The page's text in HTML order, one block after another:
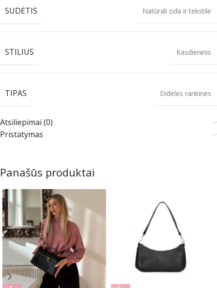
SUDĖTIS Natūrali oda ir tekstilė
STILIUS Kasdieninis
TIPAS Didelės rankinės
Atsiliepimai (0)
Pristatymas
Panašūs produktai